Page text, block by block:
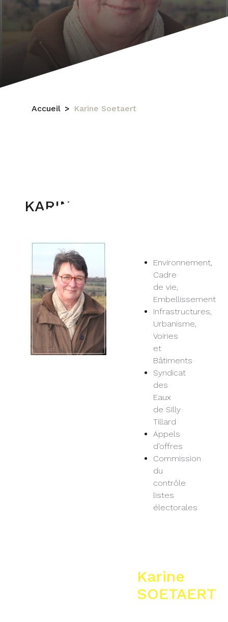
Accueil Karine Soetaert
KARINE SOETAERT
Environnement,
Cadre
de vie,
Embellissement
Infrastructures,
Urbanisme,
Voiries
et
Bâtiments
Syndicat
des
Eaux
de Silly
Tillard
Appels
d’offres
Commission
du
contrôle
listes
électorales
Karine
SOETAERT